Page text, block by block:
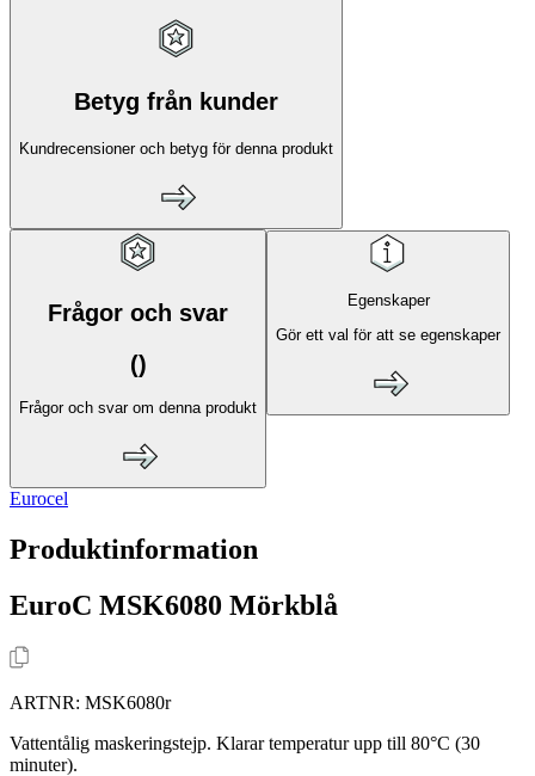
Betyg från kunder
Kundrecensioner och betyg för denna produkt
Frågor och svar
()
Frågor och svar om denna produkt
Egenskaper
Gör ett val för att se egenskaper
Eurocel
Produktinformation
EuroC MSK6080 Mörkblå
ARTNR: MSK6080r
Vattentålig maskeringstejp. Klarar temperatur upp till 80°C (30
minuter).